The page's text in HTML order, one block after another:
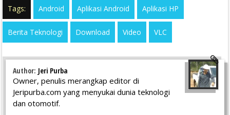
Tags: Android Aplikasi Android Aplikasi HP
Berita Teknologi Download Video VLC
Author: Jeri Purba
Owner, penulis merangkap editor di
Jeripurba.com yang menyukai dunia teknologi
dan otomotif.